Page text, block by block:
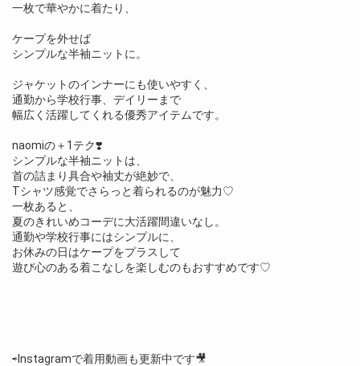
一枚で華やかに着たり、
ケープを外せば
シンプルな半袖ニットに。
ジャケットのインナーにも使いやすく、
通勤から学校行事、デイリーまで
幅広く活躍してくれる優秀アイテムです。
naomiの＋1テク❣️
シンプルな半袖ニットは、
首の詰まり具合や袖丈が絶妙で、
Tシャツ感覚でさらっと着られるのが魅力♡
一枚あると、
夏のきれいめコーデに大活躍間違いなし。
通勤や学校行事にはシンプルに、
お休みの日はケープをプラスして
遊び心のある着こなしを楽しむのもおすすめです♡
⇨Instagramで着用動画も更新中です🎥